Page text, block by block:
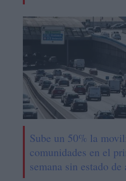
Sube un 50% la
comunidades en el
semana sin estado de